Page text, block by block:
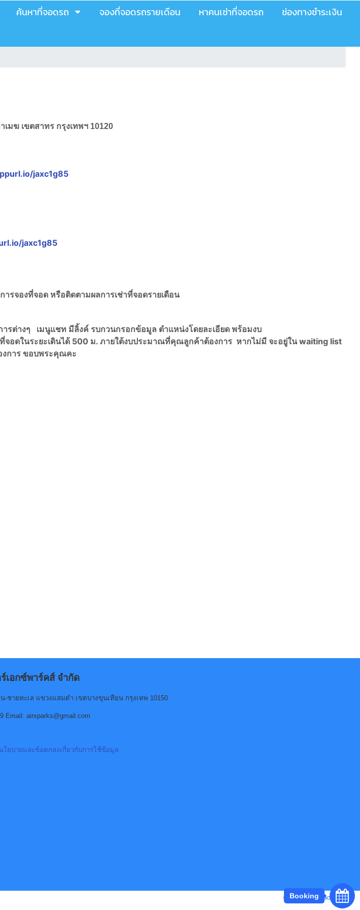
ค้นหาที่จอดรถ จองที่จอดรถรายเดือน หาคนเช่าที่จอดรถ
ช่องทางชำระเงิน
มฆ เขตสาทร กรุงเทพฯ 10120
jaxc1g85
jaxc1g85
ารจองที่จอด หรือติดตามผลการเช่าที่จอดรายเดือน
ต่างๆ เมนูแชท มีลิ้งค์ รบกวนกรอกข้อมูล ตำแหน่งโดยละเอียด พร้อมงบ
จอดในระยะเดินได้ 500 ม. ภายใต้งบประมาณที่คุณลูกค้าต้องการ หากไม่มี จะอยู่ใน waiting list
งการ ขอบพระคุณคะ
เอกซ์พาร์คส์ จำกัด
-ชายทะเล แขวงแสมดำ เขตบางขุนเทียน กรุงเทพ 10150
Email: airxparks@gmail.com
นโยบายและข้อตกลงเกี่ยวกับการใช้ข้อมูล
Booking